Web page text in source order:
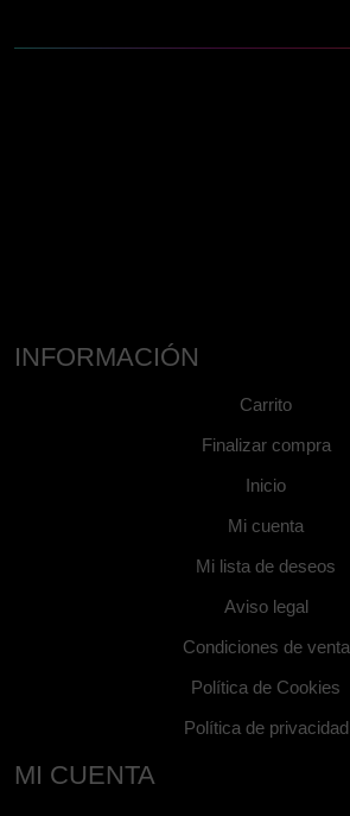
INFORMACIÓN
Carrito
Finalizar compra
Inicio
Mi cuenta
Mi lista de deseos
Aviso legal
Condiciones de venta
Política de Cookies
Política de privacidad
MI CUENTA